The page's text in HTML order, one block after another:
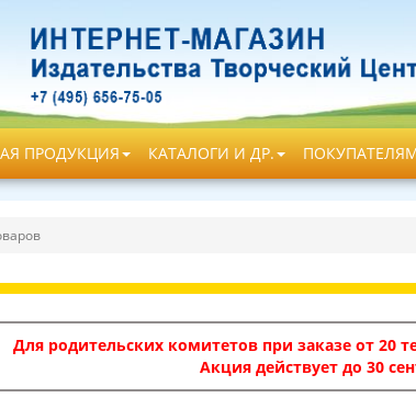
ПРОДУКЦИЯ КАТАЛОГИ И ДР.
Для родительских комитетов при заказе от 20
Акция действует до 30